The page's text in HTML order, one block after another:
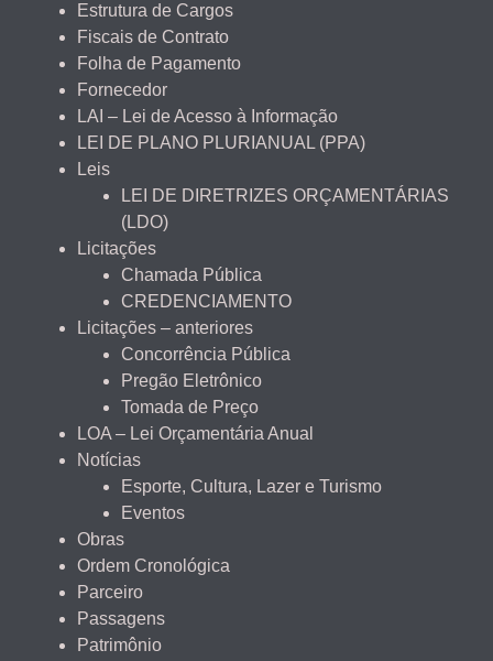
Estrutura de Cargos
Fiscais de Contrato
Folha de Pagamento
Fornecedor
LAI – Lei de Acesso à Informação
LEI DE PLANO PLURIANUAL (PPA)
Leis
LEI DE DIRETRIZES ORÇAMENTÁRIAS
(LDO)
Licitações
Chamada Pública
CREDENCIAMENTO
Licitações – anteriores
Concorrência Pública
Pregão Eletrônico
Tomada de Preço
LOA – Lei Orçamentária Anual
Notícias
Esporte, Cultura, Lazer e Turismo
Eventos
Obras
Ordem Cronológica
Parceiro
Passagens
Patrimônio